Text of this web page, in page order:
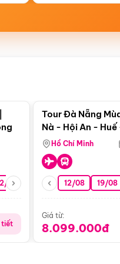
08 26/08 05/09 09/09
tiết
Tour Đà Nẵng
Nà - Hội An -
Động Thiên
Hồ Chí Minh
12/08 19/08
Giá từ:
8.099.000đ